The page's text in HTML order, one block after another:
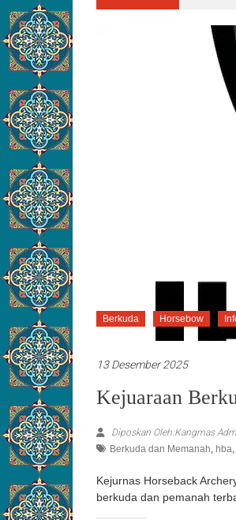
Berkuda Horsebow
13 Desember 2025
Kejuaraan
Diposkan Oleh:Kangmas
Berkuda dan Memanah, hba,
Kejurnas Horseback
berkuda dan pemanah